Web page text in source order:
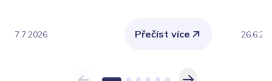
7.7.2026 Přečíst více